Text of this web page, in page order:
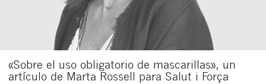
«Sobre el uso obligatorio de mascarillas», un
artículo de Marta Rossell para Salut i Força